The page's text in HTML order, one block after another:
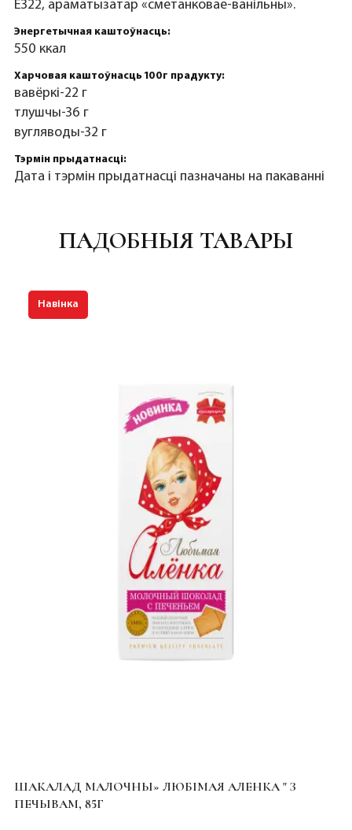
Е322, араматызатар «сметанковае-ванільны».
Энергетычная каштоўнасць:
550 ккал
Харчовая каштоўнасць 100г прадукту:
вавёркі-22 г
тлушчы-36 г
вугляводы-32 г
Тэрмін прыдатнасці:
Дата і тэрмін прыдатнасці пазначаны на пакаванні
ПАДОБНЫЯ ТАВАРЫ
Навінка
ШАКАЛАД МАЛОЧНЫ» ЛЮБІМАЯ АЛЕНКА " З
ПЕЧЫВАМ, 85Г